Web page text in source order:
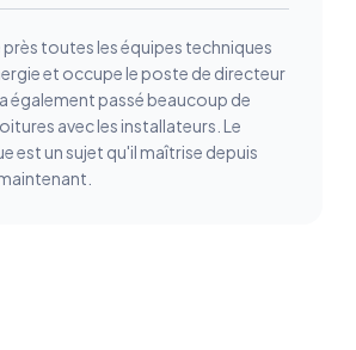
près toutes les équipes techniques
et occupe le poste de directeur
également passé beaucoup de
avec les installateurs. Le
est un sujet qu'il maîtrise depuis